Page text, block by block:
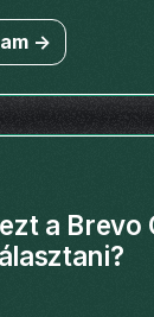
->
a Brevo